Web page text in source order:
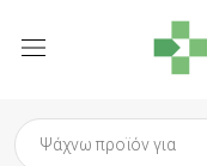
Products
search